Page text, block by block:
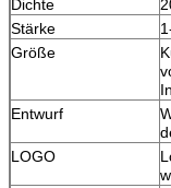
Dichte
Stärke
Größe
Entwurf
LOGO